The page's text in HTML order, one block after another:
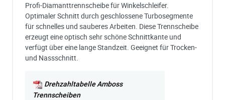
Profi-Diamanttrennscheibe für Winkelschleifer.
Optimaler Schnitt durch geschlossene Turbosegmente
für schnelles und sauberes Arbeiten. Diese Trennscheibe
erzeugt eine optisch sehr schöne Schnittkante und
verfügt über eine lange Standzeit. Geeignet für Trocken-
und Nassschnitt.
Drehzahltabelle Amboss
Trennscheiben